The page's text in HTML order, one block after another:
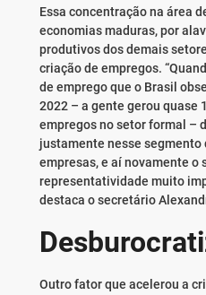
Essa concentração na área
economias maduras, por
produtivos dos demais
criação de empregos.
de emprego que o Brasil
2022 – a gente gerou quase
empregos no setor formal –
justamente nesse segmento
empresas, e aí novamente o
representatividade muito
destaca o secretário
Outro fator que acelerou a